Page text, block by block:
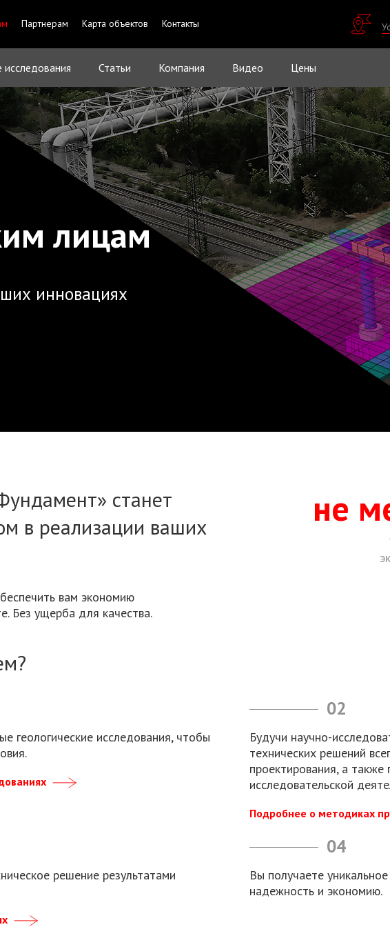
Партнерам Карта объектов Контакты
исследования Статьи Компания Видео Цены
лицам
инновациях
станет
в реализации ваших
вам экономию
Без ущерба для качества.
не
геологические исследования, чтобы
02
Будучи научно-
технических решений
проектирования, а
исследовательской
Подробнее о методиках
решение результатами
04
Вы получаете
надежность и экономию.